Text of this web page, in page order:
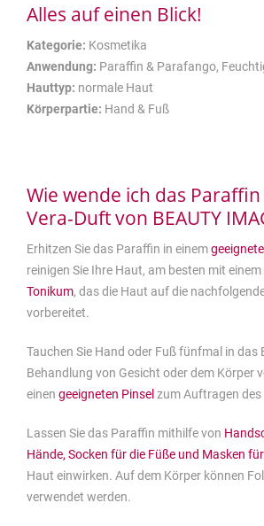
Alles auf einen Blick!
Kategorie: Kosmetika
Anwendung: Paraffin & Parafango,
Hauttyp: normale Haut
Körperpartie: Hand & Fuß
Wie wende ich das
Vera-Duft von BEAUTY
Erhitzen Sie das Paraffin in einem
reinigen Sie Ihre Haut, am besten mit einem
Tonikum, das die Haut auf die
vorbereitet.
Tauchen Sie Hand oder Fuß fünfmal in das
Behandlung von Gesicht oder dem Körper
einen geeigneten Pinselzum Auftragen
Lassen Sie das Paraffin mithilfe von
Hände, Socken für die Füße und Masken
Haut einwirken. Auf dem Körper können
verwendet werden.